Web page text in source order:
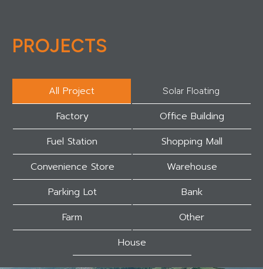
PROJECTS
All Project Solar Floating
Factory
Office Building
Fuel Station
Shopping Mall
Convenience Store
Warehouse
Parking Lot
Bank
Farm
Other
House